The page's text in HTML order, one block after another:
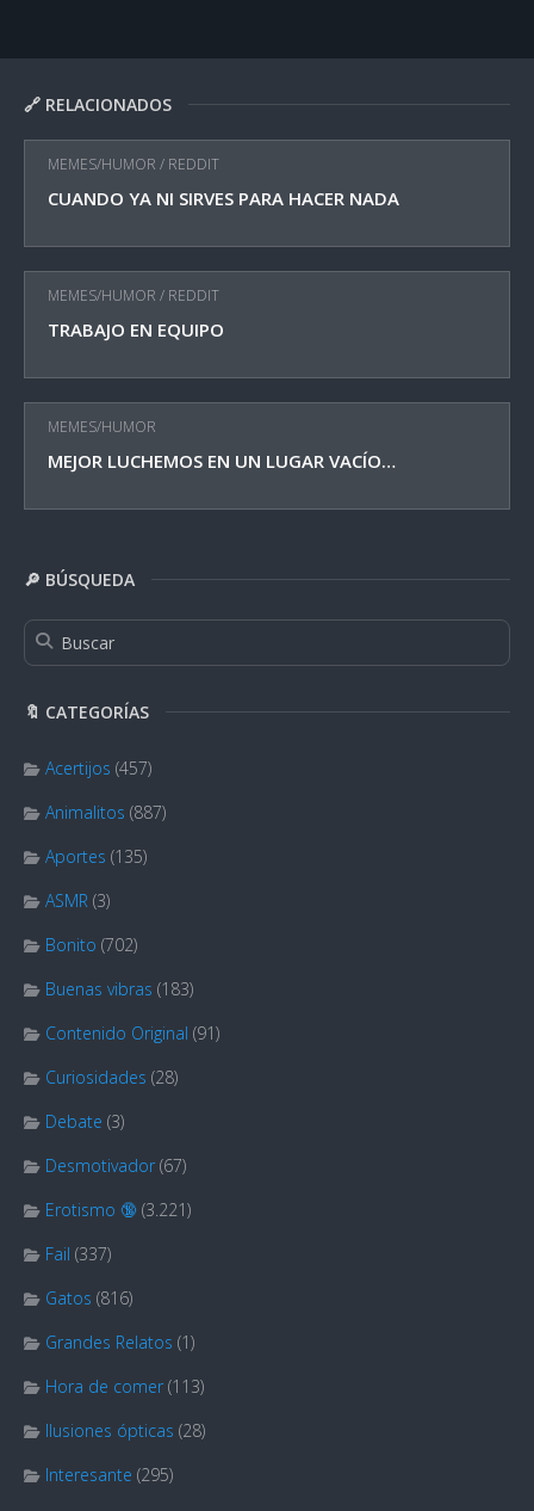
🔗 RELACIONADOS
MEMES/HUMOR / REDDIT
CUANDO YA NI SIRVES PARA HACER NADA
MEMES/HUMOR / REDDIT
TRABAJO EN EQUIPO
MEMES/HUMOR
MEJOR LUCHEMOS EN UN LUGAR VACÍO…
🔎 BÚSQUEDA
🔖 CATEGORÍAS
Acertijos (457)
Animalitos (887)
Aportes (135)
ASMR (3)
Bonito (702)
Buenas vibras (183)
Contenido Original (91)
Curiosidades (28)
Debate (3)
Desmotivador (67)
Erotismo 🔞 (3.221)
Fail (337)
Gatos (816)
Grandes Relatos (1)
Hora de comer (113)
Ilusiones ópticas (28)
Interesante (295)